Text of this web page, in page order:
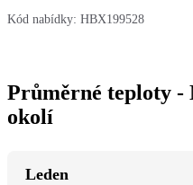
Kód nabídky: HBX199528
Průměrné teploty -
okolí
Leden